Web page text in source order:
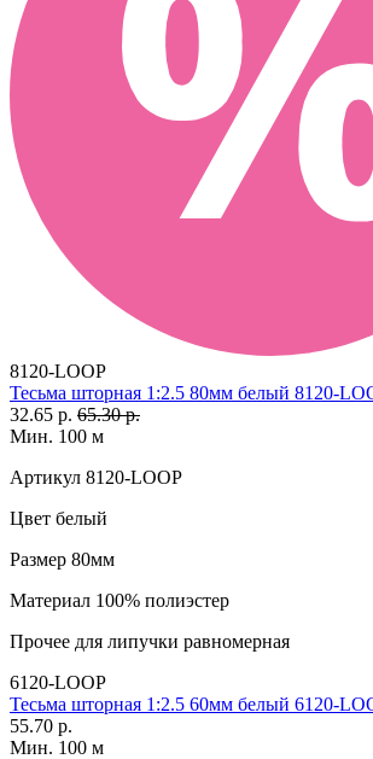
8120-LOOP
Тесьма шторная 1:2.5 80мм белый 8120-
32.65 р. 65.30 р.
Мин. 100 м
Артикул 8120-LOOP
Цвет белый
Размер 80мм
Материал 100% полиэстер
Прочее для липучки равномерная
6120-LOOP
Тесьма шторная 1:2.5 60мм белый 6120-
55.70 р.
Мин. 100 м